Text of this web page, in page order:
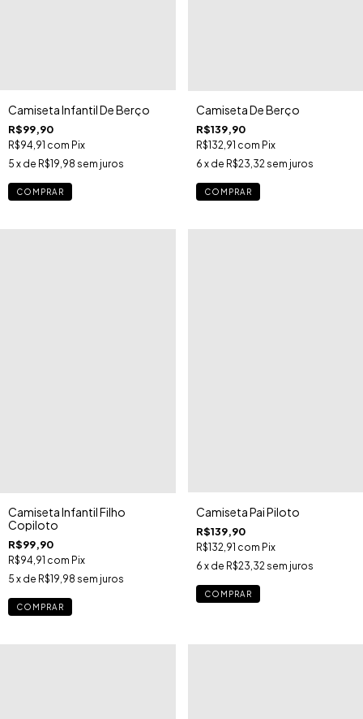
Camiseta Infantil De Berço
R$99,90
R$94,91 com Pix
5 x de R$19,98 sem juros
COMPRAR
Camiseta De Berço
R$139,90
R$132,91 com Pix
6 x de R$23,32 sem juros
COMPRAR
Camiseta Infantil Filho
Copiloto
R$99,90
R$94,91 com Pix
5 x de R$19,98 sem juros
COMPRAR
Camiseta Pai Piloto
R$139,90
R$132,91 com Pix
6 x de R$23,32 sem juros
COMPRAR